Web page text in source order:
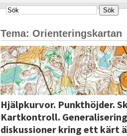
Tema: Orienteringskartan
Hjälpkurvor. Punkthöjder.
Kartkontroll.
diskussioner kring ett kärt